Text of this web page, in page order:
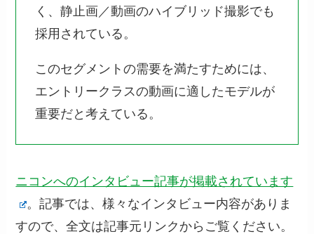
く、静止画／動画のハイブリッド撮影でも
採用されている。
このセグメントの需要を満たすためには、
エントリークラスの動画に適したモデルが
重要だと考えている。
ニコンへのインタビュー記事が掲載されています
。記事では、様々なインタビュー内容がありま
すので、全文は記事元リンクからご覧ください。